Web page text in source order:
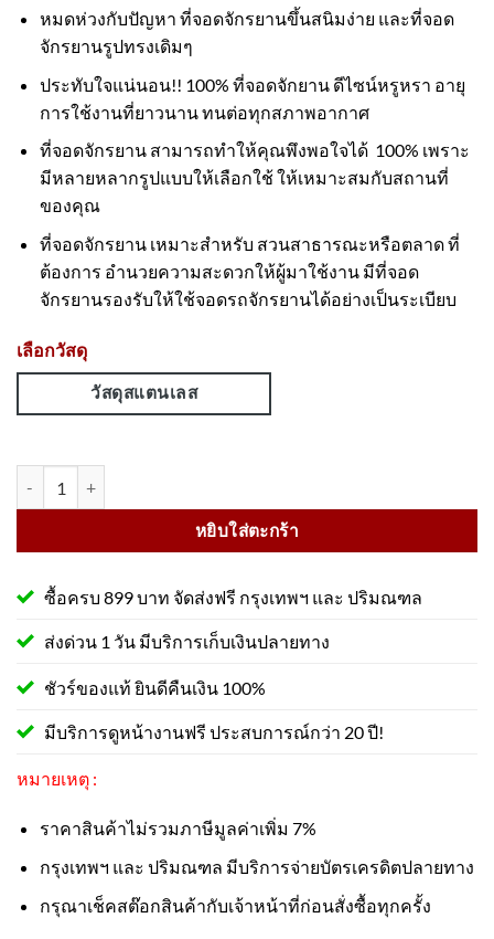
หมดห่วงกับปัญหา ที่จอดจักรยานขึ้นสนิมง่าย และที่จอด
จักรยานรูปทรงเดิมๆ
ประทับใจแน่นอน!! 100% ที่จอดจักยาน ดีไซน์หรูหรา อายุ
การใช้งานที่ยาวนาน ทนต่อทุกสภาพอากาศ
ที่จอดจักรยาน สามารถทำให้คุณพึงพอใจได้ 100% เพราะ
มีหลายหลากรูปแบบให้เลือกใช้ ให้เหมาะสมกับสถานที่
ของคุณ
ที่จอดจักรยาน เหมาะสำหรับ สวนสาธารณะหรือตลาด ที่
ต้องการ อำนวยความสะดวกให้ผู้มาใช้งาน มีที่จอด
จักรยานรองรับให้ใช้จอดรถจักรยานได้อย่างเป็นระเบียบ
เลือกวัสดุ
วัสดุสแตนเลส
หยิบใส่ตะกร้า
ซื้อครบ 899 บาท จัดส่งฟรี กรุงเทพฯ และ ปริมณฑล
ส่งด่วน 1 วัน มีบริการเก็บเงินปลายทาง
ชัวร์ของแท้ ยินดีคืนเงิน 100%
มีบริการดูหน้างานฟรี ประสบการณ์กว่า 20 ปี!
หมายเหตุ :
ราคาสินค้าไม่รวมภาษีมูลค่าเพิ่ม 7%
กรุงเทพฯ และ ปริมณฑล มีบริการจ่ายบัตรเครดิตปลายทาง
กรุณาเช็คสต๊อกสินค้ากับเจ้าหน้าที่ก่อนสั่งซื้อทุกครั้ง